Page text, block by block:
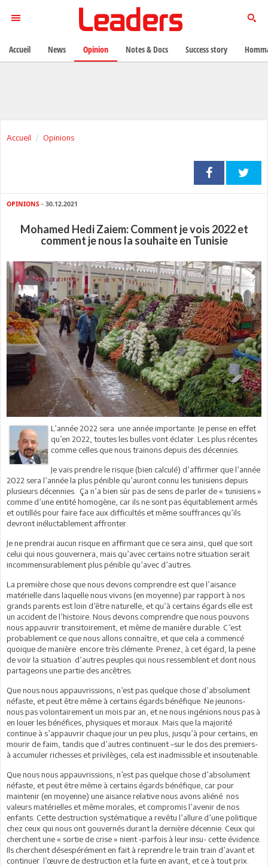
Accueil Opinions
OPINIONS - 30.12.2021
Mohamed Hedi Zaiem: Comment je vois 2022 et
comment je nous la souhaite en Tunisie
L’année 2022 sera une année importante. Je pense en effet
qu’en 2022, toutes les bulles vont éclater. Les plus récentes
comme celles que nous trainons depuis des décennies.
Je vais prendre le risque (bien calculé) d’affirmer que l’année
2022 sera l’année la plus pénible qu’auront connu les tunisiens depuis
plusieurs décennies. Ça n’a bien sûr pas de sens de parler de « tunisiens »
comme d’une entité homogène, car ils ne sont pas équitablement armés
et outillés pour faire face aux difficultés et même souffrances qu’ils
devront inéluctablement affronter.
Je ne prendrai aucun risque en affirmant que ce sera ainsi, quel que soit
celui qui nous gouvernera, mais qu’avec certains notre situation serait
incommensurablement plus pénible qu’avec d’autres.
La première chose que nous devons comprendre est que l’aisance
matérielle dans laquelle nous vivons (en moyenne) par rapport à nos
grands parents est loin d’être naturelle, et qu’à certains égards elle est
un accident de l’histoire. Nous devons comprendre que nous pouvons
nous appauvrir transitoirement, et même de manière durable. C’est
probablement ce que nous allons connaître, et que cela a commencé
quoique de manière encore très clémente. Prenez, à cet égard, la peine
de voir la situation d’autres peuples qui nous ressemblent et dont nous
partageons une partie des ancêtres.
Que nous nous appauvrissions, n’est pas quelque chose d’absolument
néfaste, et peut être même à certains égards bénéfique. Ne jeunons-
nous pas volontairement un mois par an, et ne nous ingénions nous pas à
en louer les bénéfices, physiques et moraux. Mais que la majorité
continue à s’appauvrir chaque jour un peu plus, jusqu’à pour certains, en
mourir de faim, tandis que d’autres continuent –sur le dos des premiers-
à accumuler richesses et privilèges, cela est inadmissible et insoutenable.
Que nous nous appauvrissions, n’est pas quelque chose d’absolument
néfaste, et peut être même à certains égards bénéfique, car pour
maintenir (en moyenne) une aisance relative nous avons aliéné nos
valeurs matérielles et même morales, et compromis l’avenir de nos
enfants. Cette destruction systématique a revêtu l’allure d’une politique
chez ceux qui nous ont gouvernés durant la dernière décennie. Ceux qui
cherchent une « sortie de crise » nient -parfois à leur insu- cette évidence.
Ils cherchent désespérément en fait à reprendre le train train d’avant et
continuer l’œuvre de destruction et la fuite en avant, et ce à tout prix.
Accueil News Opinion Notes & Docs Success story